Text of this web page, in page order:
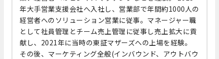
年大手営業支援会社へ入社し、営業部で年間約1000人の
経営者へのソリューション営業に従事。マネージャー職
として社員管理とチーム売上管理に従事し売上拡大に貢
献し、2021年に当時の東証マザーズへの上場を経験。
その後、マーケティング全般(インバウンド、アウトバウ